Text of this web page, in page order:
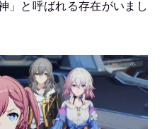
」と呼ばれる存在がいまし